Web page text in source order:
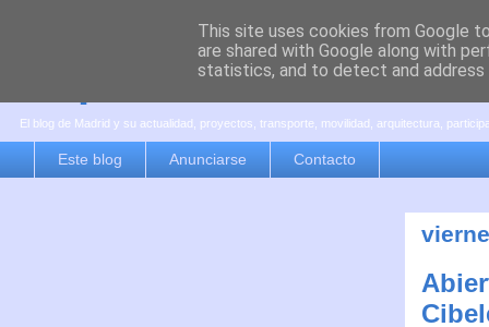
es por madrid
El blog de Madrid y su actualidad, proyectos, transporte, movilidad, arquitectura,
Este blog Anunciarse Contacto
This site uses cookies from Google
are shared with Google along with
statistics, and to detect and address